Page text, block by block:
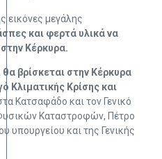
εικόνες μεγάλης
και φερτά υλικά να
Κέρκυρα.
βρίσκεται στην Κέρκυρα
Κλιματικής Κρίσης και
Κατσαφάδο και τον Γενικό
Καταστροφών, Πέτρο
υπουργείου και της Γενικής